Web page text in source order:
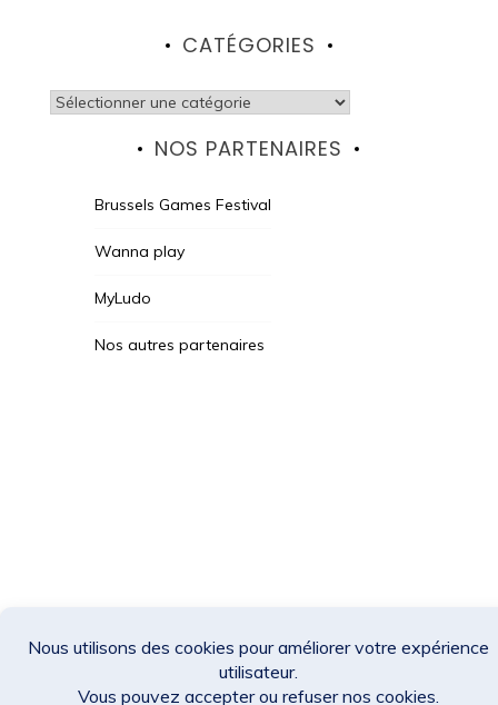
CATÉGORIES
Catégories
NOS PARTENAIRES
Brussels Games Festival
Wanna play
MyLudo
Nos autres partenaires